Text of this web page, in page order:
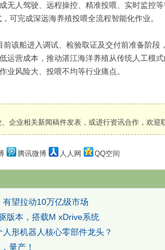
无人驾驶、远程操控、精准投喂、实时监控
可完成深远海养殖投喂全流程智能化作业。
该船进入调试、检验取证及交付前准备阶段
运营成本，推动湛江海洋养殖从传统人工模
业风险大、投喂不均等行业痛点。
业相关新闻稿件发表，或进行资讯合作，欢迎
腾讯微博 人人网 QQ空间
有望拉动10万亿级市场
版本，搭载M xDrive系统
形机器人核心零部件龙头？
量产！